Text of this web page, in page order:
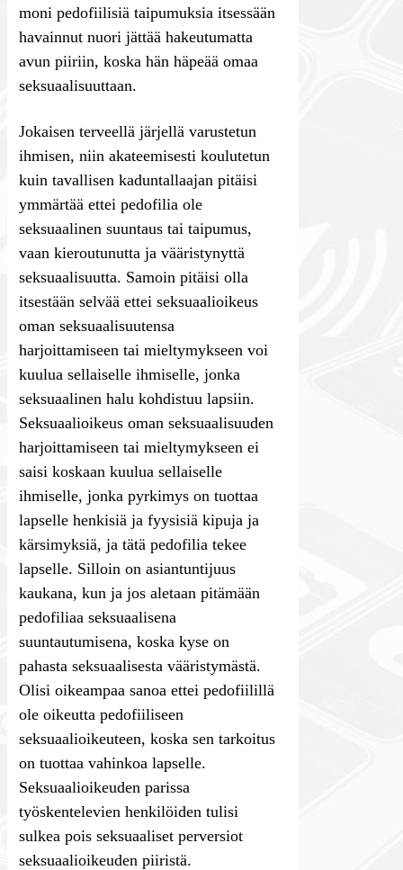
moni pedofiilisiä taipumuksia itsessään
havainnut nuori jättää hakeutumatta
avun piiriin, koska hän häpeää omaa
seksuaalisuuttaan.
Jokaisen terveellä järjellä varustetun
ihmisen, niin akateemisesti koulutetun
kuin tavallisen kaduntallaajan pitäisi
ymmärtää ettei pedofilia ole
seksuaalinen suuntaus tai taipumus,
vaan kieroutunutta ja vääristynyttä
seksuaalisuutta. Samoin pitäisi olla
itsestään selvää ettei seksuaalioikeus
oman seksuaalisuutensa
harjoittamiseen tai mieltymykseen voi
kuulua sellaiselle ihmiselle, jonka
seksuaalinen halu kohdistuu lapsiin.
Seksuaalioikeus oman seksuaalisuuden
harjoittamiseen tai mieltymykseen ei
saisi koskaan kuulua sellaiselle
ihmiselle, jonka pyrkimys on tuottaa
lapselle henkisiä ja fyysisiä kipuja ja
kärsimyksiä, ja tätä pedofilia tekee
lapselle. Silloin on asiantuntijuus
kaukana, kun ja jos aletaan pitämään
pedofiliaa seksuaalisena
suuntautumisena, koska kyse on
pahasta seksuaalisesta vääristymästä.
Olisi oikeampaa sanoa ettei pedofiilillä
ole oikeutta pedofiiliseen
seksuaalioikeuteen, koska sen tarkoitus
on tuottaa vahinkoa lapselle.
Seksuaalioikeuden parissa
työskentelevien henkilöiden tulisi
sulkea pois seksuaaliset perversiot
seksuaalioikeuden piiristä.